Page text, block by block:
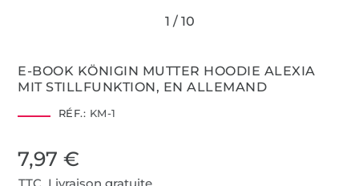
E-BOOK KÖNIGIN MUTTER HOODIE ALEXIA
MIT STILLFUNKTION, EN ALLEMAND
RÉF.: KM-1
7,97 €